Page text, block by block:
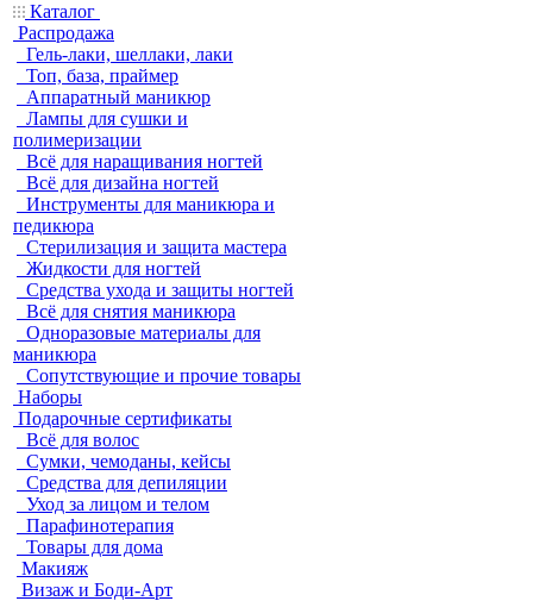
Каталог
Распродажа
Гель-лаки, шеллаки, лаки
Топ, база, праймер
Аппаратный маникюр
Лампы для сушки и
полимеризации
Всё для наращивания ногтей
Всё для дизайна ногтей
Инструменты для маникюра и
педикюра
Стерилизация и защита мастера
Жидкости для ногтей
Средства ухода и защиты ногтей
Всё для снятия маникюра
Одноразовые материалы для
маникюра
Сопутствующие и прочие товары
Наборы
Подарочные сертификаты
Всё для волос
Сумки, чемоданы, кейсы
Средства для депиляции
Уход за лицом и телом
Парафинотерапия
Товары для дома
Макияж
Визаж и Боди-Арт